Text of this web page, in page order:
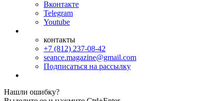
Вконтакте
Telegram
Youtube
контакты
+7 (812) 237-08-42
seance.magazine@gmail.com
Подписаться на рассылку
Нашли ошибку?